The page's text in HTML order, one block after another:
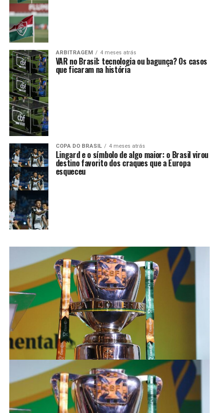
ARBITRAGEM 4 meses atrás
VAR no Brasil: tecnologia ou bagunça? Os casos
que ficaram na história
COPA DO BRASIL 4 meses atrás
Lingard e o símbolo de algo maior: o Brasil virou
destino favorito dos craques que a Europa
esqueceu